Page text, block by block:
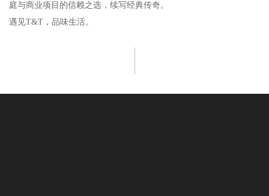
庭与商业项目的信赖之选，续写经典传奇。
遇见T&T，品味生活。